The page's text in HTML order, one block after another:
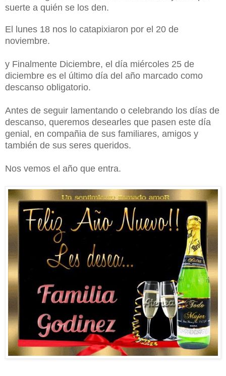
suerte a quién se los den.
El lunes 18 nos lo catapixiaron por el 20 de
noviembre.
y Finalmente Diciembre, el día miércoles 25 de
diciembre es el último día del año marcado como
descanso obligatorio.
Antes de seguir lamentando o celebrando los días de
descanso, queremos desearles que pasen este día
genial, en compañia de sus familiares, amigos y
también de sus seres queridos.
Nos vemos el año que entra.